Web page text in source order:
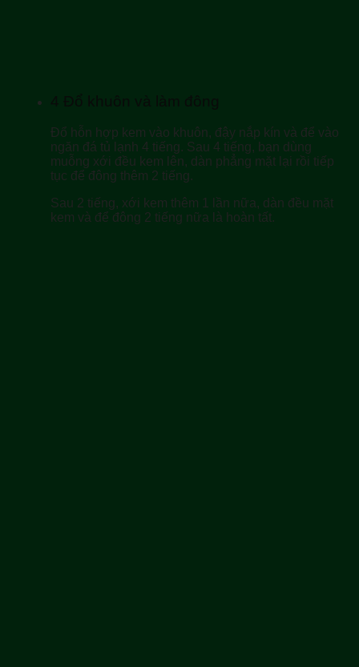
4 Đổ khuôn và làm đông
Đổ hỗn hợp kem vào khuôn, đậy nắp kín và để vào
ngăn đá tủ lạnh 4 tiếng. Sau 4 tiếng, bạn dùng
muỗng xới đều kem lên, dàn phẳng mặt lại rồi tiếp
tục để đông thêm 2 tiếng.
Sau 2 tiếng, xới kem thêm 1 lần nữa, dàn đều mặt
kem và để đông 2 tiếng nữa là hoàn tất.